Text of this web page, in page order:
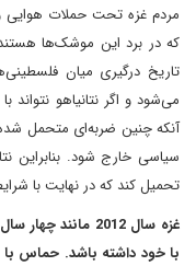
مردم غزه تحت حملات هوایی و
که در برد این موشک‌ها
تاریخ درگیری میان
می‌شود و اگر نتانیاهو
آنکه چنین ضربه‌ای متحمل
سیاسی خارج شود. بنابراین
تحمیل کند که در نهایت با
غزه سال 2012
با خود داشته باشد. حماس